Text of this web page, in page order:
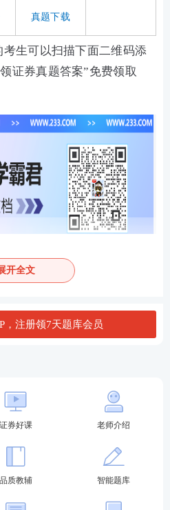
真题下载
考生可以扫描下面二维码添
证券真题答案”免费领取
投资顾问》真题在线估分
题答案汇总>>
题及答案考后陆续更新，
开全文
，注册领7天题库会员
证券好课 老师介绍
品质教辅 智能题库